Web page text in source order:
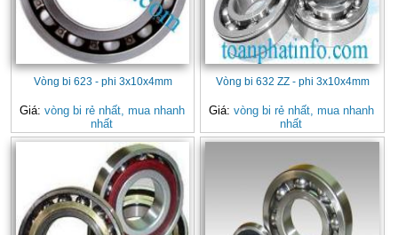
Vòng bi 623 - phi 3x10x4mm
Giá: vòng bi rẻ nhất, mua nhanh
nhất
Vòng bi 632 ZZ - phi 3x10x4mm
Giá: vòng bi rẻ nhất, mua nhanh
nhất